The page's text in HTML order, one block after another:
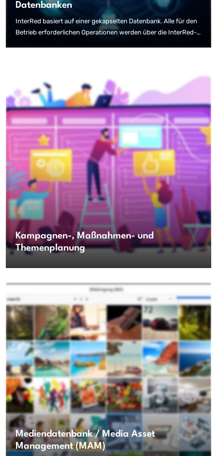
Datenbanken
InterRed basiert auf einer gekapselten Datenbank. Alle für den
Betrieb erforderlichen Operationen werden über die InterRed-
Kampagnen-, Maßnahmen- und
Themenplanung
Mediendatenbank / Media Asset
Management (MAM)